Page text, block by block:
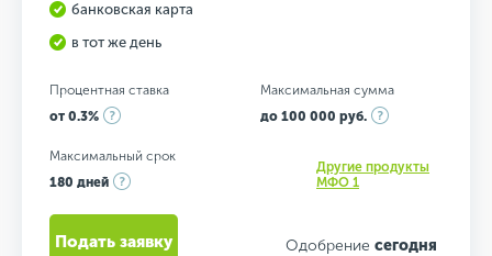
банковская карта
в тот же день
Процентная ставка
от 0.3%
Максимальная сумма
до 100 000 руб.
Максимальный срок
180 дней
Другие продукты
МФО 1
Одобрение сегодня
Подать заявку